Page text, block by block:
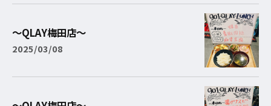
〜QLAY梅田店〜
2025/03/08